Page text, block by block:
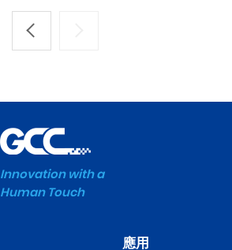
Innovation with a
Human Touch
應用